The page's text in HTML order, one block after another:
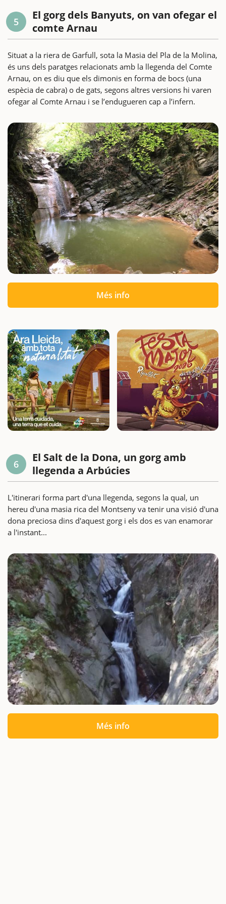
5
El gorg dels Banyuts, on van ofegar el
comte Arnau
Situat a la riera de Garfull, sota la Masia del Pla de la Molina,
és uns dels paratges relacionats amb la llegenda del Comte
Arnau, on es diu que els dimonis en forma de bocs (una
espècia de cabra) o de gats, segons altres versions hi varen
ofegar al Comte Arnau i se l’endugueren cap a l’infern.
Més info
6
El Salt de la Dona, un gorg amb
llegenda a Arbúcies
L'itinerari forma part d'una llegenda, segons la qual, un
hereu d'una masia rica del Montseny va tenir una visió d'una
dona preciosa dins d'aquest gorg i els dos es van enamorar
a l'instant...
Més info